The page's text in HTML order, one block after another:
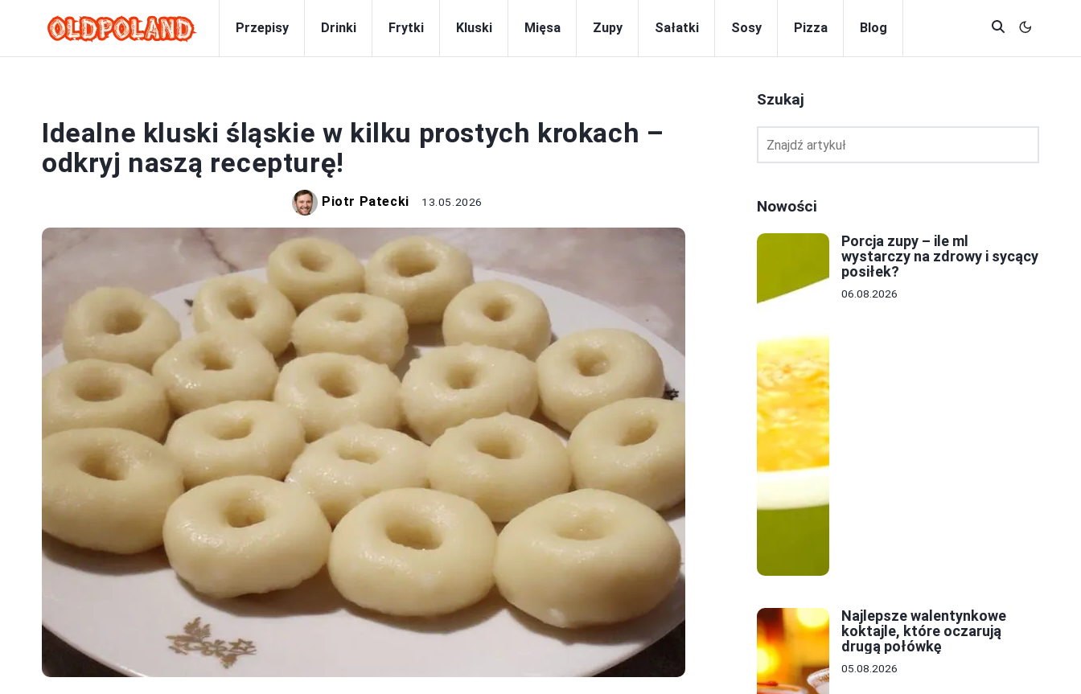
Przepisy Drinki Frytki Kluski Mięsa Zupy Sałatki Sosy Pizza Blog
Idealne kluski śląskie w kilku prostych krokach –
odkryj naszą recepturę!
Piotr Patecki 13.05.2026
Szukaj
Nowości
Porcja zupy – ile ml
wystarczy na zdrowy i sycący
posiłek?
06.08.2026
Najlepsze walentynkowe
koktajle, które oczarują
drugą połówkę
05.08.2026